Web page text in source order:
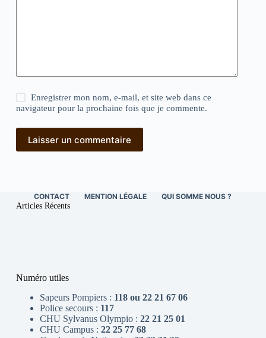
Enregistrer mon nom, e-mail, et site web dans ce
navigateur pour la prochaine fois que je commente.
Laisser un commentaire
CONTACT MENTION LÉGALE QUI SOMME NOUS ?
Articles Récents
Numéro utiles
Sapeurs Pompiers : 118 ou 22 21 67 06
Police secours : 117
CHU Sylvanus Olympio : 22 21 25 01
CHU Campus : 22 25 77 68